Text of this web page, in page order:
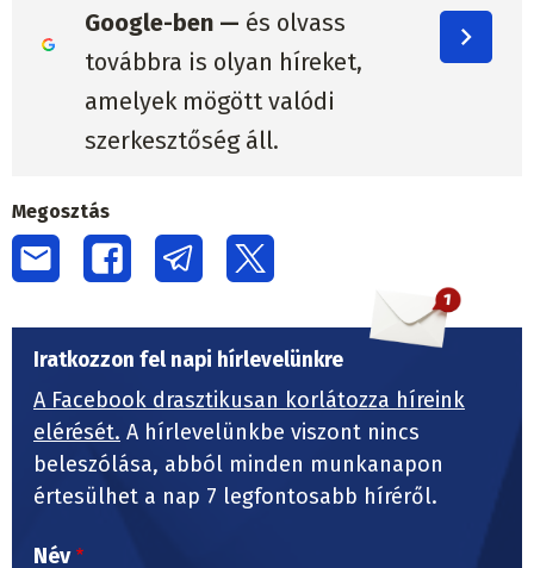
Google-ben — és olvass
továbbra is olyan híreket,
amelyek mögött valódi
szerkesztőség áll.
Megosztás
Iratkozzon fel napi hírlevelünkre
A Facebook drasztikusan korlátozza híreink
elérését. A hírlevelünkbe viszont nincs
beleszólása, abból minden munkanapon
értesülhet a nap 7 legfontosabb híréről.
Név